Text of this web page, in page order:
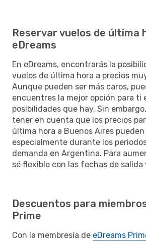
Reservar vuelos de última
eDreams
En eDreams, encontrarás la
vuelos de última hora a precios
Aunque pueden ser más caros,
encuentres la mejor opción para ti
posibilidades que hay. Sin
tener en cuenta que los precios
última hora a Buenos Aires pueden
especialmente durante los
demanda en Argentina. Para
sé flexible con las fechas de salida
Descuentos para
Prime
Con la membresía de eDreams